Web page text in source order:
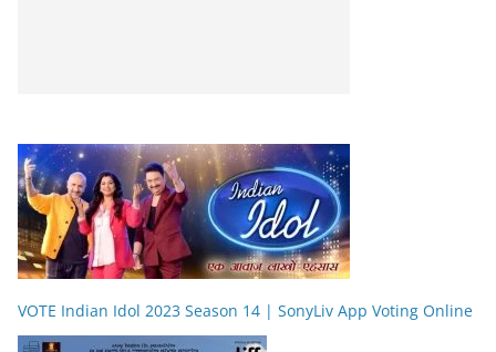
VOTE Indian Idol 2023 Season 14 | SonyLiv App Voting Online